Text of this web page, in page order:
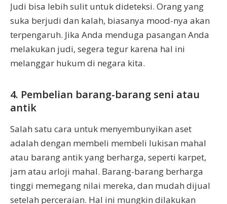
Judi bisa lebih sulit untuk dideteksi. Orang yang
suka berjudi dan kalah, biasanya mood-nya akan
terpengaruh. Jika Anda menduga pasangan Anda
melakukan judi, segera tegur karena hal ini
melanggar hukum di negara kita.
4. Pembelian barang-barang seni atau
antik
Salah satu cara untuk menyembunyikan aset
adalah dengan membeli membeli lukisan mahal
atau barang antik yang berharga, seperti karpet,
jam atau arloji mahal. Barang-barang berharga
tinggi memegang nilai mereka, dan mudah dijual
setelah perceraian. Hal ini mungkin dilakukan